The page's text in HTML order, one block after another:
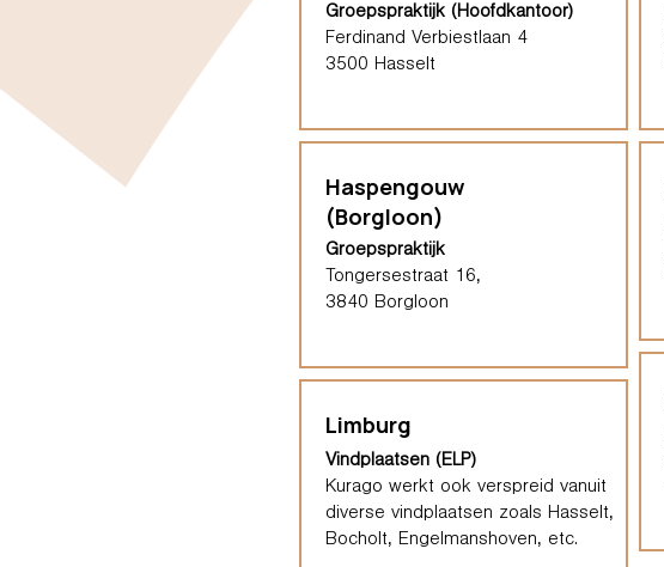
Groepspraktijk (Hoofdkantoor)
Ferdinand Verbiestlaan 4
3500 Hasselt
Haspengouw
(Borgloon)
Groepspraktijk
Tongersestraat 16,
3840 Borgloon
Limburg
Vindplaatsen (ELP)
Kurago werkt ook verspreid vanuit
diverse vindplaatsen zoals Hasselt,
Bocholt, Engelmanshoven, etc.